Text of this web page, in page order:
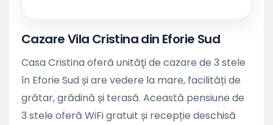
Cazare Vila Cristina din Eforie Sud
Casa Cristina oferă unităţi de cazare de 3 stele
în Eforie Sud și are vedere la mare, facilități de
grătar, grădină și terasă. Această pensiune de
3 stele oferă WiFi gratuit și recepție deschisă